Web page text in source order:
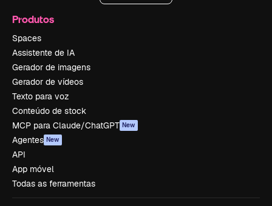
Produtos
Spaces
Assistente de IA
Gerador de imagens
Gerador de vídeos
Texto para voz
Conteúdo de stock
MCP para Claude/ChatGPT New
Agentes New
API
App móvel
Todas as ferramentas